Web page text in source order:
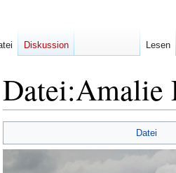
Datei:Amalie
Navigation
Suche
Datei
Diskussion Lesen